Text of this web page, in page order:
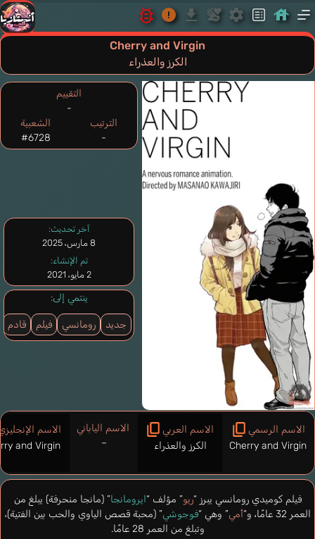
Cherry and Virgin
الكرز والعذراء
آخر تحديث:
8 مارس، 2025
تم الإنشاء:
2 مايو، 2021
ينتمي إلى:
جديد رومانسي فيلم قادم
فيلم كوميدي رومانسي يبرز “ريو” مؤلف “ايرومانجا” (مانجا منحرفة) يبلغ من
العمر 32 عامًا، و“
أمي” وهي “فوجوشي” (محبة قصص الياوي والحب بين الفتية)،
وتبلغ من العمر 28 عامًا.
الاسم الرسمي
Cherry and Virgin
الاسم العربي
الكرز والعذراء
الاسم الياباني
–
الاسم
and Virgin
التقييم
-
الترتيب
-
الشعبية
#6728